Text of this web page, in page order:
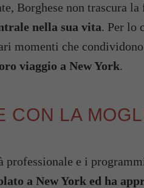
Borghese non trascura
nella sua vita. Per lo
momenti che
viaggio a New York.
CON LA
professionale e i
a New York ed ha